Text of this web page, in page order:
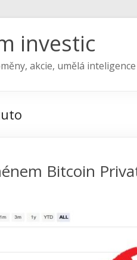
investic
akcie, umělá
Bitcoin